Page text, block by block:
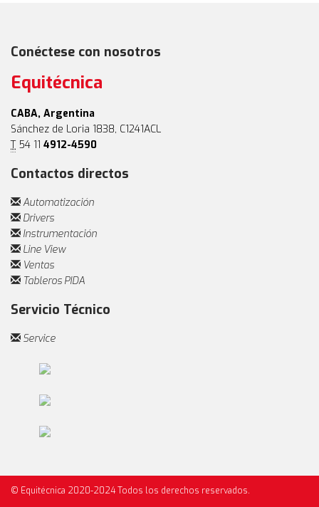
Conéctese con nosotros
Equitécnica
CABA, Argentina
Sánchez de Loria 1838, C1241ACL
T54 11 4912-4590
Contactos directos
Automatización
Drivers
Instrumentación
Line View
Ventas
Tableros PIDA
Servicio Técnico
Service
© Equitécnica 2020-2024 Todos los derechos reservados.